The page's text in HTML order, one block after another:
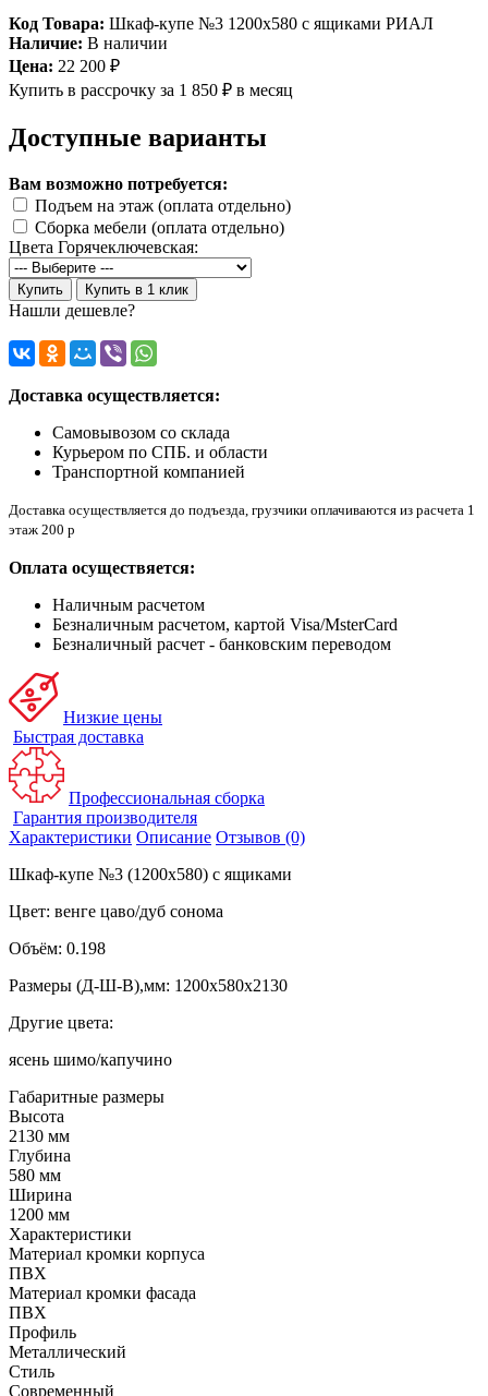
Код Товара: Шкаф-купе №3 1200х580 с ящиками РИАЛ
Наличие: В наличии
Цена: 22 200 ₽
Купить в рассрочку за 1 850 ₽ в месяц
Доступные варианты
Вам возможно потребуется:
Подъем на этаж (оплата отдельно)
Сборка мебели (оплата отдельно)
Цвета Горячеключевская:
Купить Купить в 1 клик
Нашли дешевле?
Доставка осуществляется:
Самовывозом со склада
Курьером по СПБ. и области
Транспортной компанией
Доставка осуществляется до подъезда, грузчики оплачиваются из расчета 1
этаж 200 р
Оплата осуществяется:
Наличным расчетом
Безналичным расчетом, картой Visa/MsterCard
Безналичный расчет - банковским переводом
Низкие цены
Быстрая доставка
Профессиональная сборка
Гарантия производителя
Характеристики Описание Отзывов (0)
Шкаф-купе №3 (1200х580) с ящиками
Цвет: венге цаво/дуб сонома
Объём: 0.198
Размеры (Д-Ш-В),мм: 1200x580x2130
Другие цвета:
ясень шимо/капучино
Габаритные размеры
Высота
2130 мм
Глубина
580 мм
Ширина
1200 мм
Характеристики
Материал кромки корпуса
ПВХ
Материал кромки фасада
ПВХ
Профиль
Металлический
Стиль
Современный